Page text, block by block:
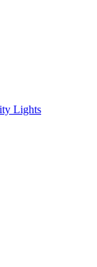
Lights